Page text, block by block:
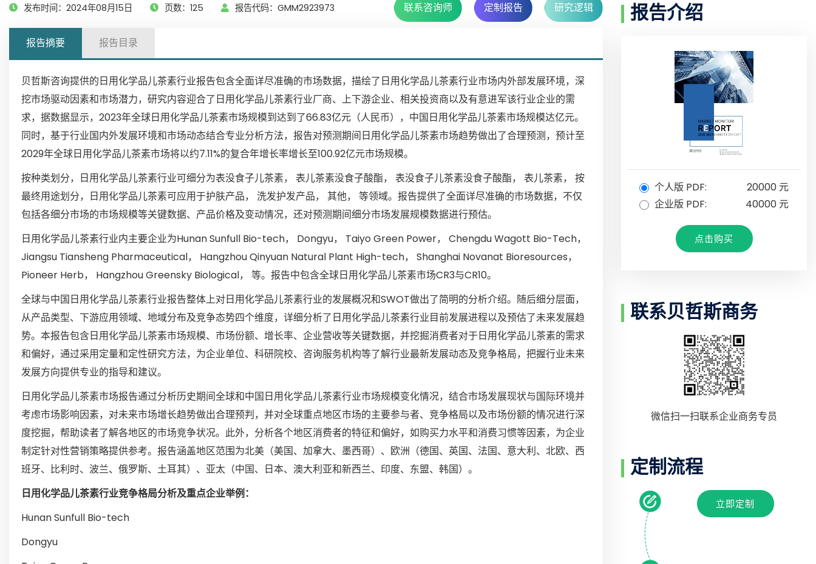
发布时间：2024年08月15日 页数：125 报告代码：GMM2923973 联系咨询师 定制报告 研究逻辑
报告摘要 报告目录
贝哲斯咨询提供的日用化学品儿茶素行业报告包含全面详尽准确的市场数据，描绘了日用化学品儿茶素行业市场内外部发展环境，深
挖市场驱动因素和市场潜力，研究内容迎合了日用化学品儿茶素行业厂商、上下游企业、相关投资商以及有意进军该行业企业的需
求，据数据显示，2023年全球日用化学品儿茶素市场规模到达到了66.83亿元（人民币），中国日用化学品儿茶素市场规模达亿元。
同时，基于行业国内外发展环境和市场动态结合专业分析方法，报告对预测期间日用化学品儿茶素市场趋势做出了合理预测，预计至
2029年全球日用化学品儿茶素市场将以约7.11%的复合年增长率增长至100.92亿元市场规模。
按种类划分，日用化学品儿茶素行业可细分为表没食子儿茶素， 表儿茶素没食子酸酯， 表没食子儿茶素没食子酸酯， 表儿茶素， 按
最终用途划分，日用化学品儿茶素可应用于护肤产品， 洗发护发产品， 其他， 等领域。报告提供了全面详尽准确的市场数据，不仅
包括各细分市场的市场规模等关键数据、产品价格及变动情况，还对预测期间细分市场发展规模数据进行预估。
日用化学品儿茶素行业内主要企业为Hunan Sunfull Bio-tech， Dongyu， Taiyo Green Power， Chengdu Wagott Bio-Tech，
Jiangsu Tiansheng Pharmaceutical， Hangzhou Qinyuan Natural Plant High-tech， Shanghai Novanat Bioresources，
Pioneer Herb， Hangzhou Greensky Biological， 等。报告中包含全球日用化学品儿茶素市场CR3与CR10。
全球与中国日用化学品儿茶素行业报告整体上对日用化学品儿茶素行业的发展概况和SWOT做出了简明的分析介绍。随后细分层面，
从产品类型、下游应用领域、地域分布及竞争态势四个维度，详细分析了日用化学品儿茶素行业目前发展进程以及预估了未来发展趋
势。本报告包含日用化学品儿茶素市场规模、市场份额、增长率、企业营收等关键数据，并挖掘消费者对于日用化学品儿茶素的需求
和偏好，通过采用定量和定性研究方法，为企业单位、科研院校、咨询服务机构等了解行业最新发展动态及竞争格局，把握行业未来
发展方向提供专业的指导和建议。
日用化学品儿茶素市场报告通过分析历史期间全球和中国日用化学品儿茶素行业市场规模变化情况，结合市场发展现状与国际环境并
考虑市场影响因素，对未来市场增长趋势做出合理预判，并对全球重点地区市场的主要参与者、竞争格局以及市场份额的情况进行深
度挖掘，帮助读者了解各地区的市场竞争状况。此外，分析各个地区消费者的特征和偏好，如购买力水平和消费习惯等因素，为企业
制定针对性营销策略提供参考。报告涵盖地区范围为北美（美国、加拿大、墨西哥）、欧洲（德国、英国、法国、意大利、北欧、西
班牙、比利时、波兰、俄罗斯、土耳其）、亚太（中国、日本、澳大利亚和新西兰、印度、东盟、韩国）。
日用化学品儿茶素行业竞争格局分析及重点企业举例：
Hunan Sunfull Bio-tech
Dongyu
报告介绍
个人版 PDF:
20000 元
企业版 PDF:
40000 元
点击购买
联系贝哲斯商务
微信扫一扫联系企业商务专员
定制流程
立即定制